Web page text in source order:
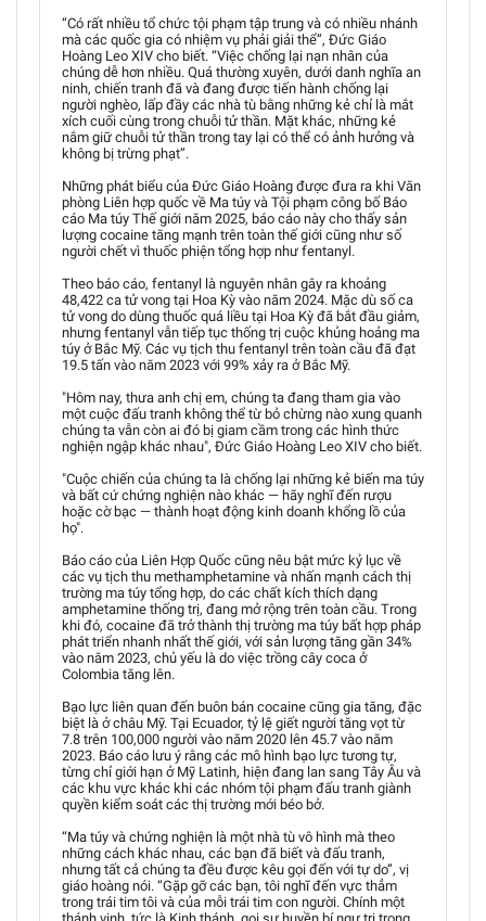
“Có rất nhiều tổ chức tội phạm tập trung và có nhiều nhánh
mà các quốc gia có nhiệm vụ phải giải thể”, Đức Giáo
Hoàng Leo XIV cho biết. “Việc chống lại nạn nhân của
chúng dễ hơn nhiều. Quá thường xuyên, dưới danh nghĩa an
ninh, chiến tranh đã và đang được tiến hành chống lại
người nghèo, lấp đầy các nhà tù bằng những kẻ chỉ là mắt
xích cuối cùng trong chuỗi tử thần. Mặt khác, những kẻ
nắm giữ chuỗi tử thần trong tay lại có thể có ảnh hưởng và
không bị trừng phạt”.
Những phát biểu của Đức Giáo Hoàng được đưa ra khi Văn
phòng Liên hợp quốc về Ma túy và Tội phạm công bố Báo
cáo Ma túy Thế giới năm 2025, báo cáo này cho thấy sản
lượng cocaine tăng mạnh trên toàn thế giới cũng như số
người chết vì thuốc phiện tổng hợp như fentanyl.
Theo báo cáo, fentanyl là nguyên nhân gây ra khoảng
48,422 ca tử vong tại Hoa Kỳ vào năm 2024. Mặc dù số ca
tử vong do dùng thuốc quá liều tại Hoa Kỳ đã bắt đầu giảm,
nhưng fentanyl vẫn tiếp tục thống trị cuộc khủng hoảng ma
túy ở Bắc Mỹ. Các vụ tịch thu fentanyl trên toàn cầu đã đạt
19.5 tấn vào năm 2023 với 99% xảy ra ở Bắc Mỹ.
"Hôm nay, thưa anh chị em, chúng ta đang tham gia vào
một cuộc đấu tranh không thể từ bỏ chừng nào xung quanh
chúng ta vẫn còn ai đó bị giam cầm trong các hình thức
nghiện ngập khác nhau", Đức Giáo Hoàng Leo XIV cho biết.
"Cuộc chiến của chúng ta là chống lại những kẻ biến ma túy
và bất cứ chứng nghiện nào khác — hãy nghĩ đến rượu
hoặc cờ bạc — thành hoạt động kinh doanh khổng lồ của
họ".
Báo cáo của Liên Hợp Quốc cũng nêu bật mức kỷ lục về
các vụ tịch thu methamphetamine và nhấn mạnh cách thị
trường ma túy tổng hợp, do các chất kích thích dạng
amphetamine thống trị, đang mở rộng trên toàn cầu. Trong
khi đó, cocaine đã trở thành thị trường ma túy bất hợp pháp
phát triển nhanh nhất thế giới, với sản lượng tăng gần 34%
vào năm 2023, chủ yếu là do việc trồng cây coca ở
Colombia tăng lên.
Bạo lực liên quan đến buôn bán cocaine cũng gia tăng, đặc
biệt là ở châu Mỹ. Tại Ecuador, tỷ lệ giết người tăng vọt từ
7.8 trên 100,000 người vào năm 2020 lên 45.7 vào năm
2023. Báo cáo lưu ý rằng các mô hình bạo lực tương tự,
từng chỉ giới hạn ở Mỹ Latinh, hiện đang lan sang Tây Âu và
các khu vực khác khi các nhóm tội phạm đấu tranh giành
quyền kiểm soát các thị trường mới béo bở.
“Ma túy và chứng nghiện là một nhà tù vô hình mà theo
những cách khác nhau, các bạn đã biết và đấu tranh,
nhưng tất cả chúng ta đều được kêu gọi đến với tự do”, vị
giáo hoàng nói. “Gặp gỡ các bạn, tôi nghĩ đến vực thẳm
trong trái tim tôi và của mỗi trái tim con người. Chính một